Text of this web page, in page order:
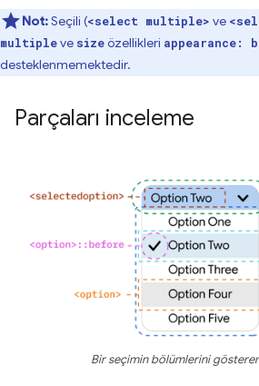
Not:Seçili (<select multiple> ve
multipleve sizeözellikleri appearance:
desteklenmemektedir.
Parçaları inceleme
Bir seçimin bölümlerini